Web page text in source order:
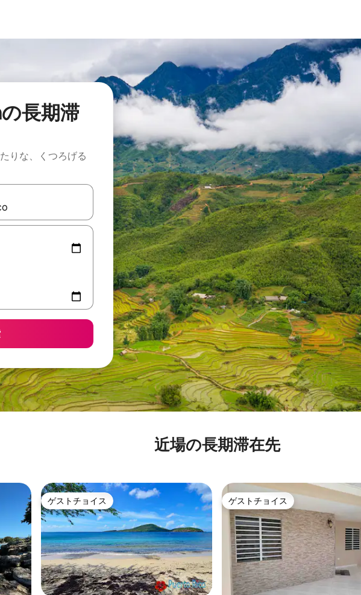
長期滞
りな、くつろげる
の矢印キーを使って移動するか、画面をタッチまたはスワイプして検索結果を確認することが
近場の長期滞在先
ゲストチョイス
ゲストチョイス ゲストチョイス
ゲストチョイス